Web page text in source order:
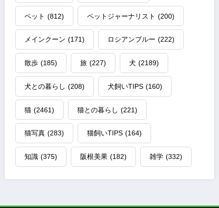
ペット (812) ペットジャーナリスト (200)
メインクーン (171) ロシアンブルー (222)
散歩 (185) 旅 (227) 犬 (2189)
犬との暮らし (208) 犬飼いTIPS (160)
猫 (2461) 猫との暮らし (221)
猫写真 (283) 猫飼いTIPS (164)
知識 (375) 阪根美果 (182) 雑学 (332)